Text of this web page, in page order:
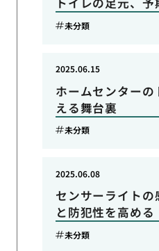
未分類
ホームセンター
える舞台裏
2025.06.15
未分類
センサーライト
と防犯性を高める
2025.06.08
未分類